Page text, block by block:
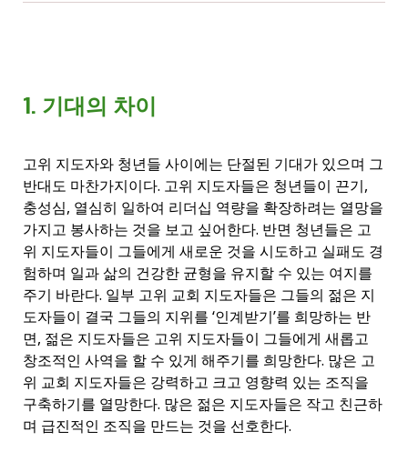
1. 기대의 차이
고위 지도자와 청년들 사이에는 단절된 기대가 있으며 그
반대도 마찬가지이다. 고위 지도자들은 청년들이 끈기,
충성심, 열심히 일하여 리더십 역량을 확장하려는 열망을
가지고 봉사하는 것을 보고 싶어한다. 반면 청년들은 고
위 지도자들이 그들에게 새로운 것을 시도하고 실패도 경
험하며 일과 삶의 건강한 균형을 유지할 수 있는 여지를
주기 바란다. 일부 고위 교회 지도자들은 그들의 젊은 지
도자들이 결국 그들의 지위를 ‘인계받기’를 희망하는 반
면, 젊은 지도자들은 고위 지도자들이 그들에게 새롭고
창조적인 사역을 할 수 있게 해주기를 희망한다. 많은 고
위 교회 지도자들은 강력하고 크고 영향력 있는 조직을
구축하기를 열망한다. 많은 젊은 지도자들은 작고 친근하
며 급진적인 조직을 만드는 것을 선호한다.